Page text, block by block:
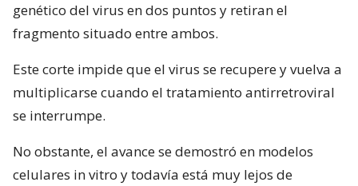
genético del virus en dos puntos y retiran el
fragmento situado entre ambos.
Este corte impide que el virus se recupere y vuelva a
multiplicarse cuando el tratamiento antirretroviral
se interrumpe.
No obstante, el avance se demostró en modelos
celulares in vitro y todavía está muy lejos de